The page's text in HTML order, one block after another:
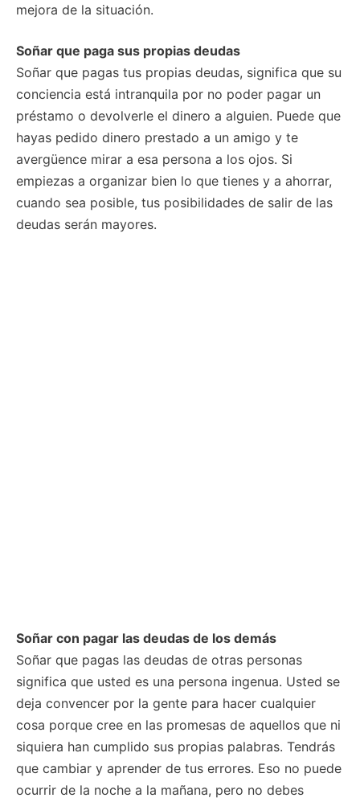
mejora de la situación.
Soñar que paga sus propias deudas
Soñar que pagas tus propias deudas, significa que su
conciencia está intranquila por no poder pagar un
préstamo o devolverle el dinero a alguien. Puede que
hayas pedido dinero prestado a un amigo y te
avergüence mirar a esa persona a los ojos. Si
empiezas a organizar bien lo que tienes y a ahorrar,
cuando sea posible, tus posibilidades de salir de las
deudas serán mayores.
Soñar con pagar las deudas de los demás
Soñar que pagas las deudas de otras personas
significa que usted es una persona ingenua. Usted se
deja convencer por la gente para hacer cualquier
cosa porque cree en las promesas de aquellos que ni
siquiera han cumplido sus propias palabras. Tendrás
que cambiar y aprender de tus errores. Eso no puede
ocurrir de la noche a la mañana, pero no debes